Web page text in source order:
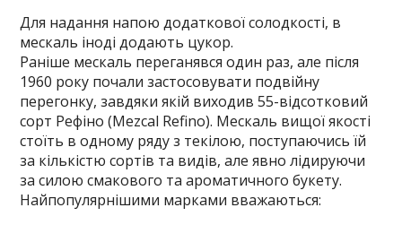
Для надання напою додаткової солодкості, в
мескаль іноді додають цукор.
Раніше мескаль переганявся один раз, але після
1960 року почали застосовувати подвійну
перегонку, завдяки якій виходив 55-відсотковий
сорт Рефіно (Mezcal Refino). Мескаль вищої якості
стоїть в одному ряду з текілою, поступаючись їй
за кількістю сортів та видів, але явно лідируючи
за силою смакового та ароматичного букету.
Найпопулярнішими марками вважаються: